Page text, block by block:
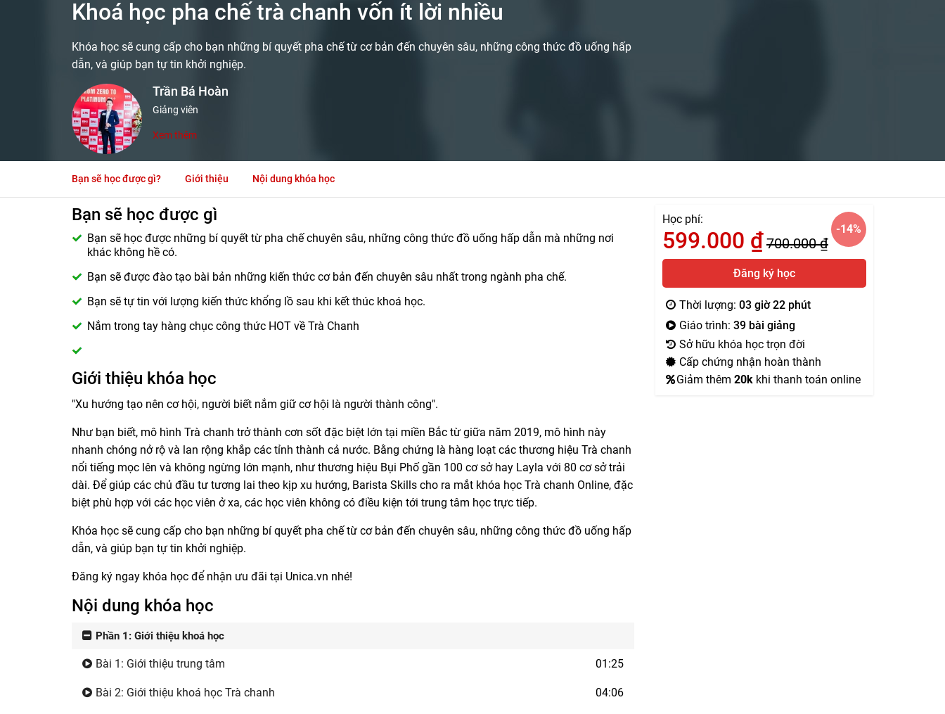
Khoá học pha chế trà chanh vốn ít lời nhiều
Khóa học sẽ cung cấp cho bạn những bí quyết pha chế từ cơ bản đến chuyên sâu, những công thức đồ uống hấp
dẫn, và giúp bạn tự tin khởi nghiệp.
Trần Bá Hoàn
Giảng viên
Xem thêm
Bạn sẽ học được gì? Giới thiệu Nội dung khóa học
Bạn sẽ học được gì
Bạn sẽ học được những bí quyết từ pha chế chuyên sâu, những công thức đồ uống hấp dẫn mà những nơi
khác không hề có.
Bạn sẽ được đào tạo bài bản những kiến thức cơ bản đến chuyên sâu nhất trong ngành pha chế.
Bạn sẽ tự tin với lượng kiến thức khổng lồ sau khi kết thúc khoá học.
Nắm trong tay hàng chục công thức HOT về Trà Chanh
Giới thiệu khóa học
"Xu hướng tạo nên cơ hội, người biết nắm giữ cơ hội là người thành công".
Như bạn biết, mô hình Trà chanh trở thành cơn sốt đặc biệt lớn tại miền Bắc từ giữa năm 2019, mô hình này
nhanh chóng nở rộ và lan rộng khắp các tỉnh thành cả nước. Bằng chứng là hàng loạt các thương hiệu Trà chanh
nổi tiếng mọc lên và không ngừng lớn mạnh, như thương hiệu Bụi Phố gần 100 cơ sở hay Layla với 80 cơ sở trải
dài. Để giúp các chủ đầu tư tương lai theo kịp xu hướng, Barista Skills cho ra mắt khóa học Trà chanh Online, đặc
biệt phù hợp với các học viên ở xa, các học viên không có điều kiện tới trung tâm học trực tiếp.
Khóa học sẽ cung cấp cho bạn những bí quyết pha chế từ cơ bản đến chuyên sâu, những công thức đồ uống hấp
dẫn, và giúp bạn tự tin khởi nghiệp.
Đăng ký ngay khóa học để nhận ưu đãi tại Unica.vn nhé!
Nội dung khóa học
Phần 1: Giới thiệu khoá học
Bài 1: Giới thiệu trung tâm 01:25
Bài 2: Giới thiệu khoá học Trà chanh 04:06
Học phí:
599.000 ₫700.000₫
-14%
Đăng ký học
Thời lượng: 03 giờ 22 phút
Giáo trình: 39 bài giảng
Sở hữu khóa học trọn đời
Cấp chứng nhận hoàn thành
Giảm thêm 20k khi thanh toán online